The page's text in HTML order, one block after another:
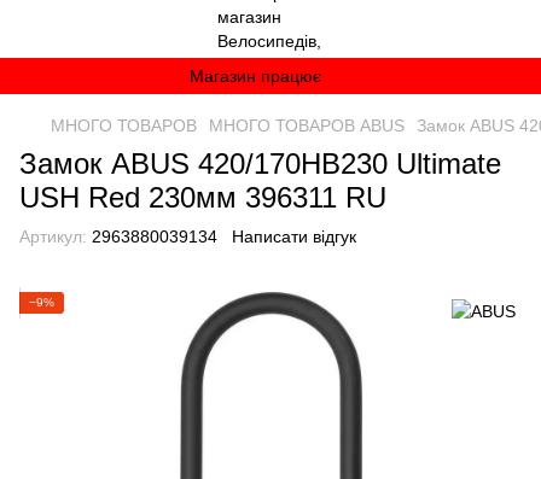
Магазин працює
МНОГО ТОВАРОВ МНОГО ТОВАРОВ ABUS Замок ABUS
Замок ABUS 420/170HB230 Ultimate
USH Red 230мм 396311 RU
Артикул: 2963880039134 Написати відгук
−9%